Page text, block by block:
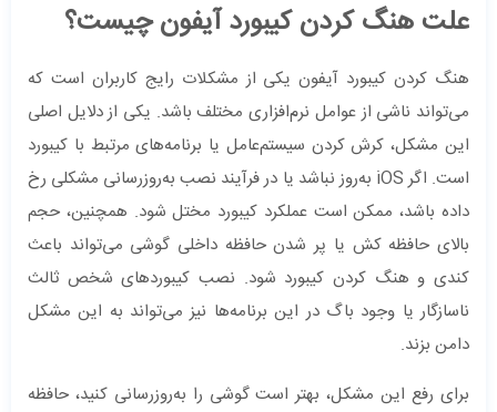
علت هنگ کردن کیبورد آیفون چیست؟
هنگ کردن کیبورد آیفون یکی از مشکلات رایج کاربران است که
می‌تواند ناشی از عوامل نرم‌افزاری مختلف باشد. یکی از دلایل اصلی
این مشکل، کرش کردن سیستم‌عامل یا برنامه‌های مرتبط با کیبورد
است. اگر iOS به‌روز نباشد یا در فرآیند نصب به‌روزرسانی مشکلی رخ
داده باشد، ممکن است عملکرد کیبورد مختل شود. همچنین، حجم
بالای حافظه کش یا پر شدن حافظه داخلی گوشی می‌تواند باعث
کندی و هنگ کردن کیبورد شود. نصب کیبوردهای شخص ثالث
ناسازگار یا وجود باگ در این برنامه‌ها نیز می‌تواند به این مشکل
دامن بزند.
برای رفع این مشکل، بهتر است گوشی را به‌روزرسانی کنید، حافظه